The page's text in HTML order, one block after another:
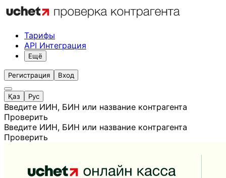
Тарифы
API Интеграция
Ещё
Регистрация Вход
Қаз Рус
Введите ИИН, БИН или название контрагента
Проверить
Введите ИИН, БИН или название контрагента
Проверить